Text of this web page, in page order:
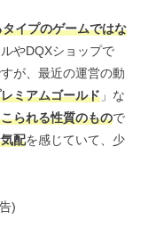
イプのゲームではな
やDQXショップで
が、最近の運営の動
ミアムゴールド 」な
られる性質のもので
配を感じていて、少
)